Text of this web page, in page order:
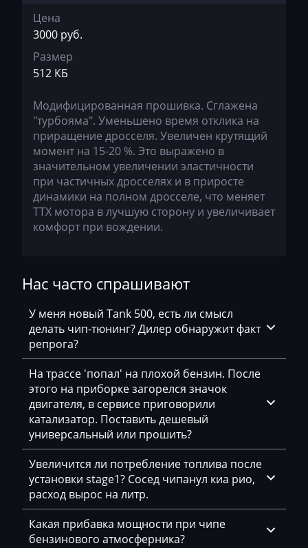
Bajaj
Basak
Bauer
Belgee
Bell
Bentley
BMW
BobCat
Brilliance
BYD
Cadillac
Camc
Case
Caterpillar
CFMoto
Challenger
Changan
Changhe
Цена
3000 руб.
Размер
512 КБ
Модифицированная прошивка. Сглажена
"турбояма". Уменьшено время отклика на
приращение дросселя. Увеличен крутящий
момент на 15-20 %. Это выражено в
значительном увеличении эластичности
при частичных дросселях и в приросте
динамики на полном дросселе, что меняет
ТТХ мотора в лучшую сторону и увеличивает
комфорт при вождении.
Нас часто спрашивают
У меня новый Tank 500, есть ли смысл
делать чип-тюнинг? Дилер обнаружит факт
репрога?
На трассе 'попал' на плохой бензин. После
этого на приборке загорелся значок
двигателя, в сервисе приговорили
катализатор. Поставить дешевый
универсальный или прошить?
Увеличится ли потребление топлива после
установки stage1? Сосед чипанул киа рио,
расход вырос на литр.
Какая прибавка мощности при чипе
бензинового атмосферника?